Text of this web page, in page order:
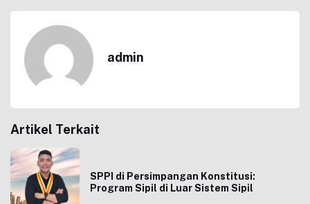
admin
Artikel Terkait
SPPI di Persimpangan Konstitusi:
Program Sipil di Luar Sistem Sipil